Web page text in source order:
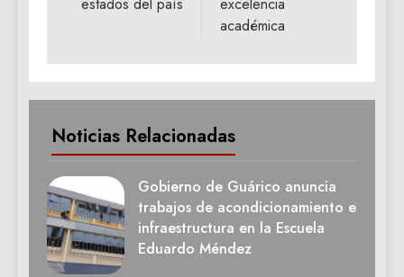
académica
Noticias Relacionadas
Gobierno de Guárico anuncia
trabajos de acondicionamiento e
infraestructura en la Escuela
Eduardo Méndez